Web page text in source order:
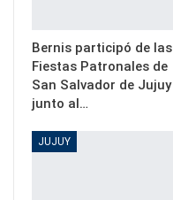
Bernis participó de las
Fiestas Patronales de
San Salvador de Jujuy
junto al…
JUJUY